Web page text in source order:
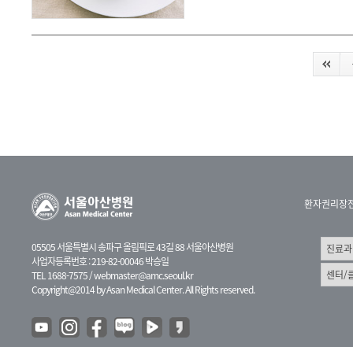
05505 서울특별시 송파구 올림픽로 43길 88 서울아산병원
사업자등록번호 : 219-82-00046 박승일
TEL 1688-7575 /webmaster@amc.seoul.kr
Copyright@2014 by Asan Medical Center. All Rights reserved.
환자권리장